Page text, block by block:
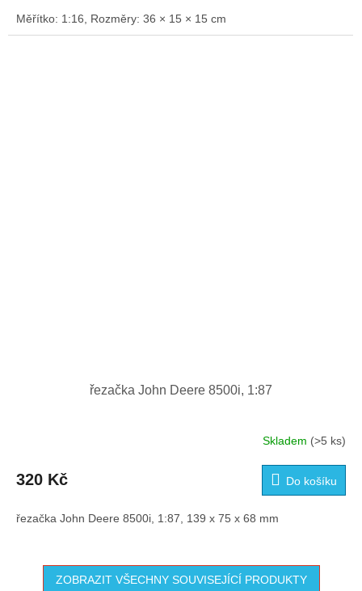
Měřítko: 1:16, Rozměry: 36 × 15 × 15 cm
řezačka John Deere 8500i, 1:87
Skladem (>5 ks)
320 Kč Do košíku
řezačka John Deere 8500i, 1:87, 139 x 75 x 68 mm
ZOBRAZIT VŠECHNY SOUVISEJÍCÍ PRODUKTY